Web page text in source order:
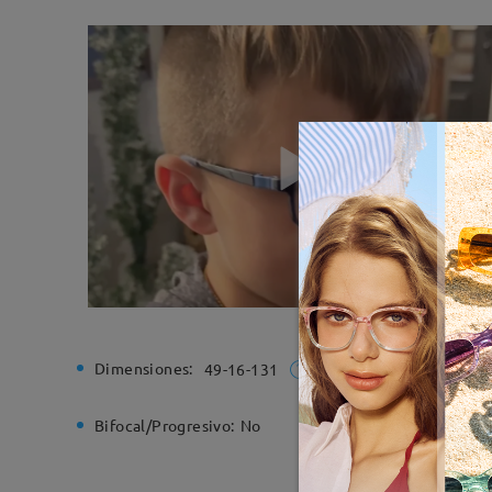
Dimensiones: 49-16-131 Ancho
Bifocal/Progresivo: No Bisagra